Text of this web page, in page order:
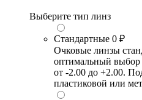
Выберите тип линз
Стандартные 0 ₽
Очковые линзы
оптимальный выбор
от -2.00 до +2.00.
пластиковой или